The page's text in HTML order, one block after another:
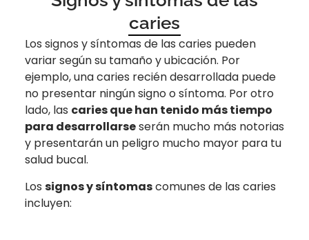
caries
Los signos y síntomas de las caries pueden
variar según su tamaño y ubicación. Por
ejemplo, una caries recién desarrollada puede
no presentar ningún signo o síntoma. Por otro
lado, las caries que han tenido más tiempo
para desarrollarseserán mucho más notorias
y presentarán un peligro mucho mayor para tu
salud bucal.
Los signos y síntomascomunes de las caries
incluyen: